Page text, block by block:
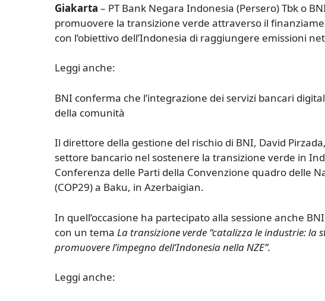
Giakarta – PT Bank Negara Indonesia (Persero) Tbk o
promuovere la transizione verde attraverso il
con l’obiettivo dell’Indonesia di raggiungere emissioni
Leggi anche:
BNI conferma che l’integrazione dei servizi bancari
della comunità
Il direttore della gestione del rischio di BNI, David
settore bancario nel sostenere la transizione verde in
Conferenza delle Parti della Convenzione quadro delle
(COP29) a Baku, in Azerbaigian.
In quell’occasione ha partecipato alla sessione anche
con un tema La transizione verde “catalizza le industrie:
promuovere l’impegno dell’Indonesia nella NZE”.
Leggi anche: